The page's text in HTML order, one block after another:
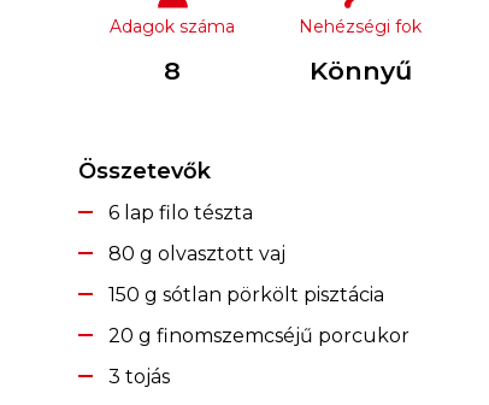
Adagok száma
8
Nehézségi fok
Könnyű
Összetevők
6 lap filo tészta
80 g olvasztott vaj
150 g sótlan pörkölt pisztácia
20 g finomszemcséjű porcukor
3 tojás